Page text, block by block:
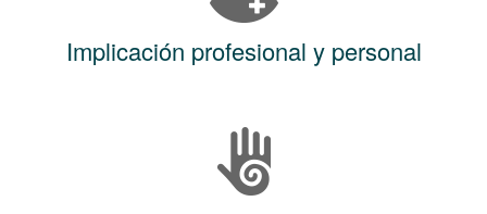
Implicación profesional y personal